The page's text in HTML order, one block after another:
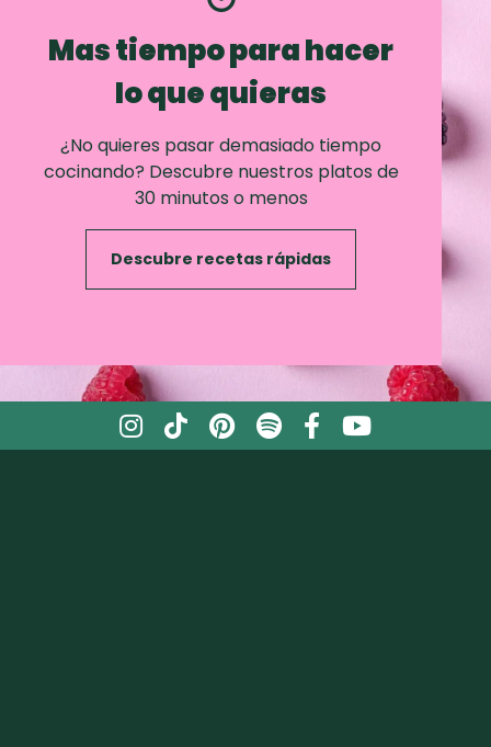
Mas tiempo para hacer
lo que quieras
¿No quieres pasar demasiado tiempo
cocinando? Descubre nuestros platos de
30 minutos o menos
Descubre recetas rápidas